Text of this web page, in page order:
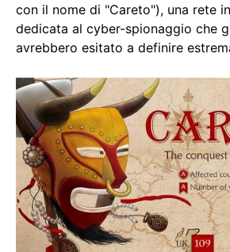
con il nome di "Careto"), una rete
dedicata al cyber-spionaggio che
avrebbero esitato a definire